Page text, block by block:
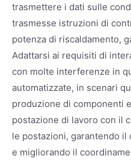
trasmettere i dati sulle
trasmesse istruzioni di
potenza di riscaldamento,
Adattarsi ai requisiti di
con molte interferenze in
automatizzate, in scenari
produzione di componenti
postazione di lavoro con il
le postazioni, garantendo
e migliorando il